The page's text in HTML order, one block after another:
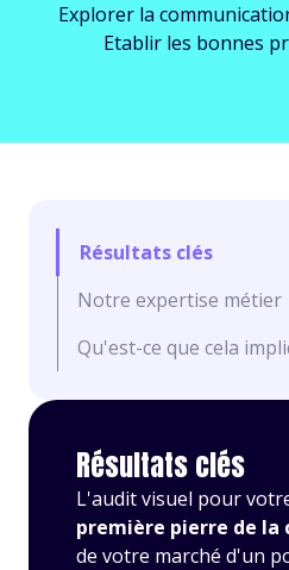
Explorer la
Etablir les bonnes
Résultats clés
Notre expertise métier
Qu'est-ce que cela
Résultats clés
L'audit visuel pour
première pierre de la
de votre marché d'un